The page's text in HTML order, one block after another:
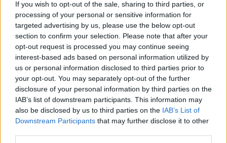
If you wish to opt-out of the sale, sharing to third parties, or
processing of your personal or sensitive information for
targeted advertising by us, please use the below opt-out
section to confirm your selection. Please note that after your
opt-out request is processed you may continue seeing
interest-based ads based on personal information utilized by
us or personal information disclosed to third parties prior to
your opt-out. You may separately opt-out of the further
disclosure of your personal information by third parties on the
IAB’s list of downstream participants. This information may
also be disclosed by us to third parties on the IAB’s List of
Downstream Participants that may further disclose it to other
synon ta largojë Serbinë nga
kampi rus